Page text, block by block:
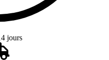
jours